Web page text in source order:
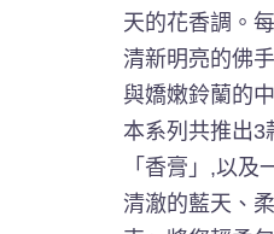
天的花香調。
清新明亮的佛
與嬌嫩鈴蘭的
本系列共推出3
「香膏」,以
清澈的藍天、